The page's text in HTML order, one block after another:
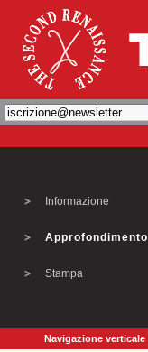
Informazione
Approfondimento
Stampa
Navigazione verticale